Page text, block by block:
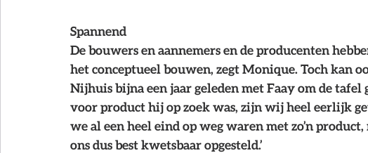
Spannend
De bouwers en aannemers en de producenten
het conceptueel bouwen, zegt Monique. Toch kan
Nijhuis bijna een jaar geleden met Faay om de
voor product hij op zoek was, zijn wij heel eerlijk
we al een heel eind op weg waren met zo’n
ons dus best kwetsbaar opgesteld.’